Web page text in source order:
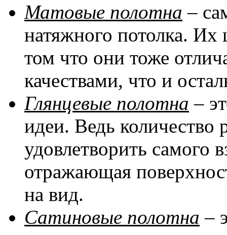
Матовые полотна –
натяжного потолка. Их
том что они тоже
качествами, что и
Глянцевые полотна –
идеи. Ведь количество
удовлетворить самого
отражающая
на вид.
Сатиновые полотна –